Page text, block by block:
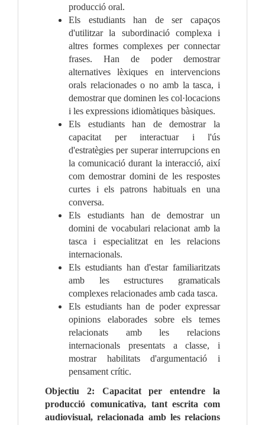
producció oral.
Els estudiants han de ser capaços
d'utilitzar la subordinació complexa i
altres formes complexes per connectar
frases. Han de poder demostrar
alternatives lèxiques en intervencions
orals relacionades o no amb la tasca, i
demostrar que dominen les col·locacions
i les expressions idiomàtiques bàsiques.
Els estudiants han de demostrar la
capacitat per interactuar i l'ús
d'estratègies per superar interrupcions en
la comunicació durant la interacció, així
com demostrar domini de les respostes
curtes i els patrons habituals en una
conversa.
Els estudiants han de demostrar un
domini de vocabulari relacionat amb la
tasca i especialitzat en les relacions
internacionals.
Els estudiants han d'estar familiaritzats
amb les estructures gramaticals
complexes relacionades amb cada tasca.
Els estudiants han de poder expressar
opinions elaborades sobre els temes
relacionats amb les relacions
internacionals presentats a classe, i
mostrar habilitats d'argumentació i
pensament crític.
Objectiu 2: Capacitat per entendre la
producció comunicativa, tant escrita com
audiovisual, relacionada amb les relacions